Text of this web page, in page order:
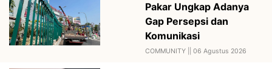
Pakar Ungkap Adanya
Gap Persepsi dan
Komunikasi
COMMUNITY || 06 Agustus 2026